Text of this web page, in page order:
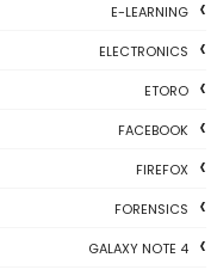
E-LEARNING
ELECTRONICS
ETORO
FACEBOOK
FIREFOX
FORENSICS
GALAXY NOTE 4